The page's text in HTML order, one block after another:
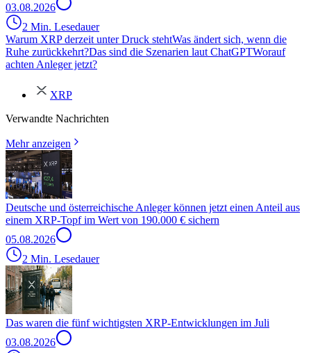
03.08.2026
2 Min. Lesedauer
Warum XRP derzeit unter Druck stehtWas ändert sich, wenn die
Ruhe zurückkehrt?Das sind die Szenarien laut ChatGPTWorauf
achten Anleger jetzt?
XRP
Verwandte Nachrichten
Mehr anzeigen
Deutsche und österreichische Anleger können jetzt einen Anteil aus
einem XRP-Topf im Wert von 190.000 € sichern
05.08.2026
2 Min. Lesedauer
Das waren die fünf wichtigsten XRP-Entwicklungen im Juli
03.08.2026